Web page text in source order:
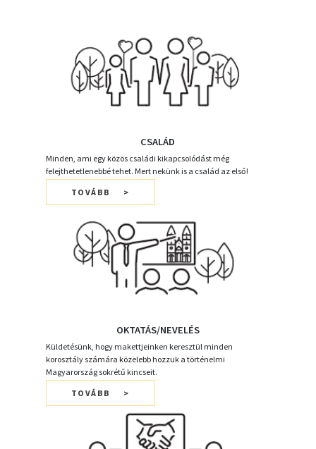
CSALÁD
Minden, ami egy közös családi kikapcsolódást még
felejthetetlenebbé tehet. Mert nekünk is a család az első!
TOVÁBB
OKTATÁS/NEVELÉS
Küldetésünk, hogy makettjeinken keresztül minden
korosztály számára közelebb hozzuk a történelmi
Magyarország sokrétű kincseit.
TOVÁBB